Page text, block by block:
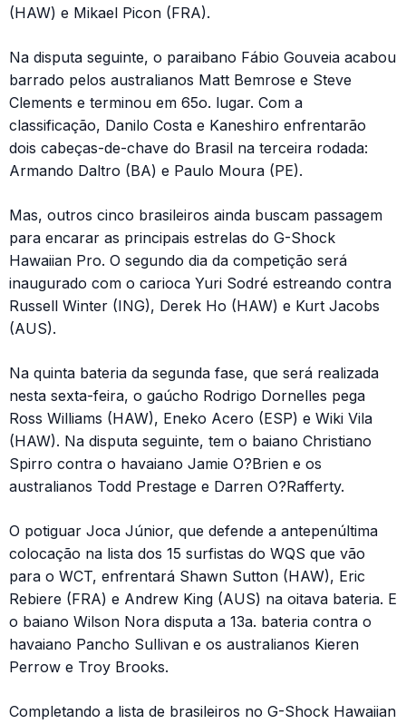
(HAW) e Mikael Picon (FRA).
Na disputa seguinte, o paraibano Fábio Gouveia acabou
barrado pelos australianos Matt Bemrose e Steve
Clements e terminou em 65o. lugar. Com a
classificação, Danilo Costa e Kaneshiro enfrentarão
dois cabeças-de-chave do Brasil na terceira rodada:
Armando Daltro (BA) e Paulo Moura (PE).
Mas, outros cinco brasileiros ainda buscam passagem
para encarar as principais estrelas do G-Shock
Hawaiian Pro. O segundo dia da competição será
inaugurado com o carioca Yuri Sodré estreando contra
Russell Winter (ING), Derek Ho (HAW) e Kurt Jacobs
(AUS).
Na quinta bateria da segunda fase, que será realizada
nesta sexta-feira, o gaúcho Rodrigo Dornelles pega
Ross Williams (HAW), Eneko Acero (ESP) e Wiki Vila
(HAW). Na disputa seguinte, tem o baiano Christiano
Spirro contra o havaiano Jamie O?Brien e os
australianos Todd Prestage e Darren O?Rafferty.
O potiguar Joca Júnior, que defende a antepenúltima
colocação na lista dos 15 surfistas do WQS que vão
para o WCT, enfrentará Shawn Sutton (HAW), Eric
Rebiere (FRA) e Andrew King (AUS) na oitava bateria. E
o baiano Wilson Nora disputa a 13a. bateria contra o
havaiano Pancho Sullivan e os australianos Kieren
Perrow e Troy Brooks.
Completando a lista de brasileiros no G-Shock Hawaiian